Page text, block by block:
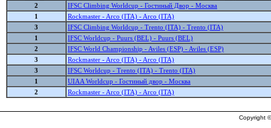
2
IFSC Climbing Worldcup - Гостиный Двор - Москва
1
Rockmaster - Arco (ITA) - Arco (ITA)
3
IFSC Climbing Worldcup - Trento (ITA) - Trento (ITA)
1
IFSC Worldcup - Puurs (BEL) - Puurs (BEL)
2
IFSC World Championship - Aviles (ESP) - Aviles (ESP)
3
Rockmaster - Arco (ITA) - Arco (ITA)
3
IFSC Worldcup - Trento (ITA) - Trento (ITA)
1
UIAA Worldcup - Гостиный двор - Москва
2
Rockmaster - Arco (ITA) - Arco (ITA)
Copyright